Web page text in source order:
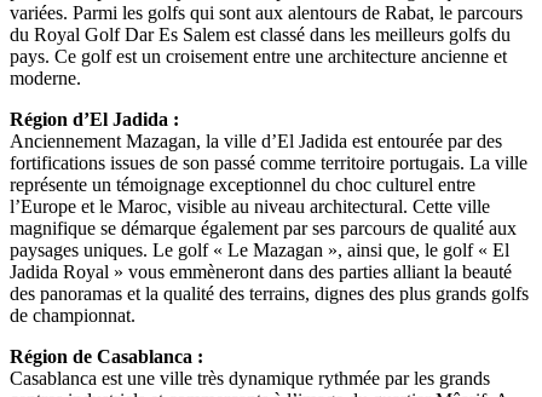
variées. Parmi les golfs qui sont aux alentours de Rabat, le parcours
du Royal Golf Dar Es Salem est classé dans les meilleurs golfs du
pays. Ce golf est un croisement entre une architecture ancienne et
moderne.
Région d’El Jadida :
Anciennement Mazagan, la ville d’El Jadida est entourée par des
fortifications issues de son passé comme territoire portugais. La ville
représente un témoignage exceptionnel du choc culturel entre
l’Europe et le Maroc, visible au niveau architectural. Cette ville
magnifique se démarque également par ses parcours de qualité aux
paysages uniques. Le golf « Le Mazagan », ainsi que, le golf « El
Jadida Royal » vous emmèneront dans des parties alliant la beauté
des panoramas et la qualité des terrains, dignes des plus grands golfs
de championnat.
Région de Casablanca :
Casablanca est une ville très dynamique rythmée par les grands